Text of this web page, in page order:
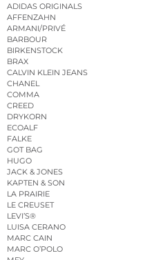
ADIDAS ORIGINALS
AFFENZAHN
ARMANI/PRIVÉ
BARBOUR
BIRKENSTOCK
BRAX
CALVIN KLEIN JEANS
CHANEL
COMMA
CREED
DRYKORN
ECOALF
FALKE
GOT BAG
HUGO
JACK & JONES
KAPTEN & SON
LA PRAIRIE
LE CREUSET
LEVI’S®
LUISA CERANO
MARC CAIN
MARC O’POLO